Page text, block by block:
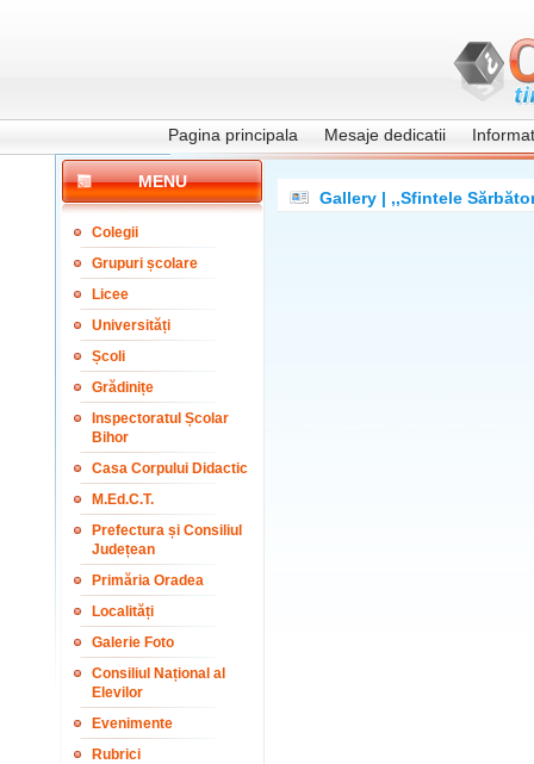
Pagina principala Mesaje dedicatii
MENU
Colegii
Grupuri școlare
Licee
Universități
Școli
Grădinițe
Inspectoratul Școlar
Bihor
Casa Corpului Didactic
M.Ed.C.T.
Prefectura și Consiliul
Județean
Primăria Oradea
Localități
Galerie Foto
Consiliul Național al
Elevilor
Evenimente
Rubrici
Gallery | ,,Sfintele